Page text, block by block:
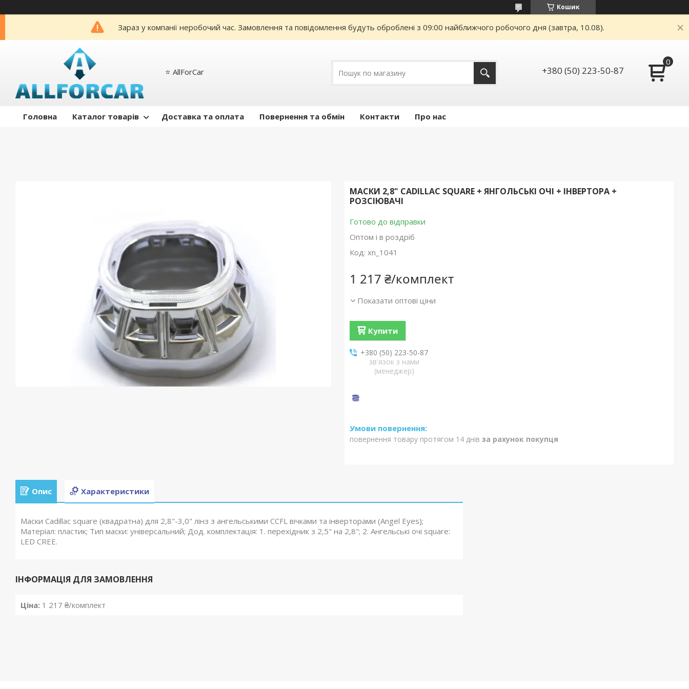
Кошик
Зараз у компанії неробочий час. Замовлення та повідомлення будуть оброблені з 09:00 найближчого робочого дня (завтра, 10.08).
⭐️ AllForCar +380 (50) 223-50-87
Головна Каталог товарів Доставка та оплата Повернення та обмін Контакти Про нас
МАСКИ 2,8" CADILLAC SQUARE + ЯНГОЛЬСЬКІ ОЧІ + ІНВЕРТОРА +
РОЗСІЮВАЧІ
Готово до відправки
Оптом і в роздріб
Код: xn_1041
1 217 ₴/комплект
Показати оптові ціни
Купити
+380 (50) 223-50-87
зв'язок з нами
(менеджер)
повернення товару протягом 14 днів за рахунок покупця
Опис Характеристики
Маски Cadillac square (квадратна) для 2,8"-3,0" лінз з ангельськими CCFL вічками та інверторами (Angel Eyes);
Матеріал: пластик; Тип маски: універсальний; Дод. комплектація: 1. перехідник з 2,5" на 2,8"; 2. Ангельські очі square:
LED CREE.
ІНФОРМАЦІЯ ДЛЯ ЗАМОВЛЕННЯ
Ціна: 1 217 ₴/комплект